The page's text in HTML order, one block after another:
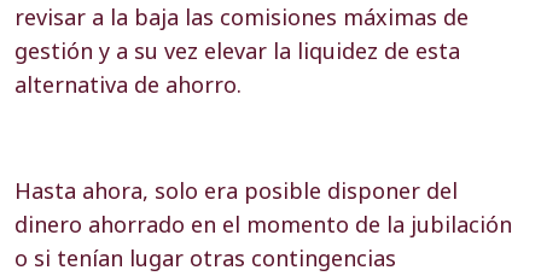
revisar a la baja las comisiones máximas de
gestión y a su vez elevar la liquidez de esta
alternativa de ahorro.
Hasta ahora, solo era posible disponer del
dinero ahorrado en el momento de la jubilación
o si tenían lugar otras contingencias